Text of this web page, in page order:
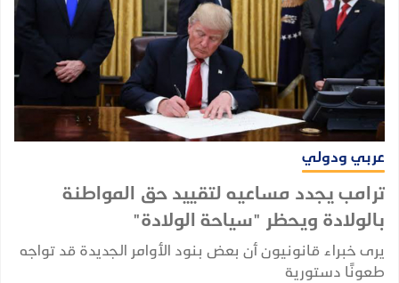
عربي ودولي
ترامب يجدد مساعيه لتقييد حق المواطنة
بالولادة ويحظر "سياحة الولادة"
يرى خبراء قانونيون أن بعض بنود الأوامر الجديدة قد تواجه
طعونًا دستورية